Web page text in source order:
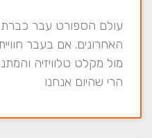
עולם הספורט עבר
האחרונים. אם בעבר
מול מקלט טלוויזיה
הרי שהיום אנחנו